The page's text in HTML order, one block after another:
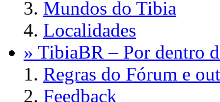
Mundos do Tibia
Localidades
» TibiaBR – Por dentro
Regras do Fórum e
Feedback